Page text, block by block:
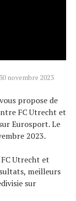
novembre 2023
propose de
FC Utrecht et
Eurosport. Le
2023.
Utrecht et
meilleurs
sur